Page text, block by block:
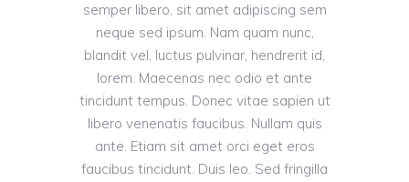
semper libero, sit amet adipiscing sem
neque sed ipsum. Nam quam nunc,
blandit vel, luctus pulvinar, hendrerit id,
lorem. Maecenas nec odio et ante
tincidunt tempus. Donec vitae sapien ut
libero venenatis faucibus. Nullam quis
ante. Etiam sit amet orci eget eros
faucibus tincidunt. Duis leo. Sed fringilla